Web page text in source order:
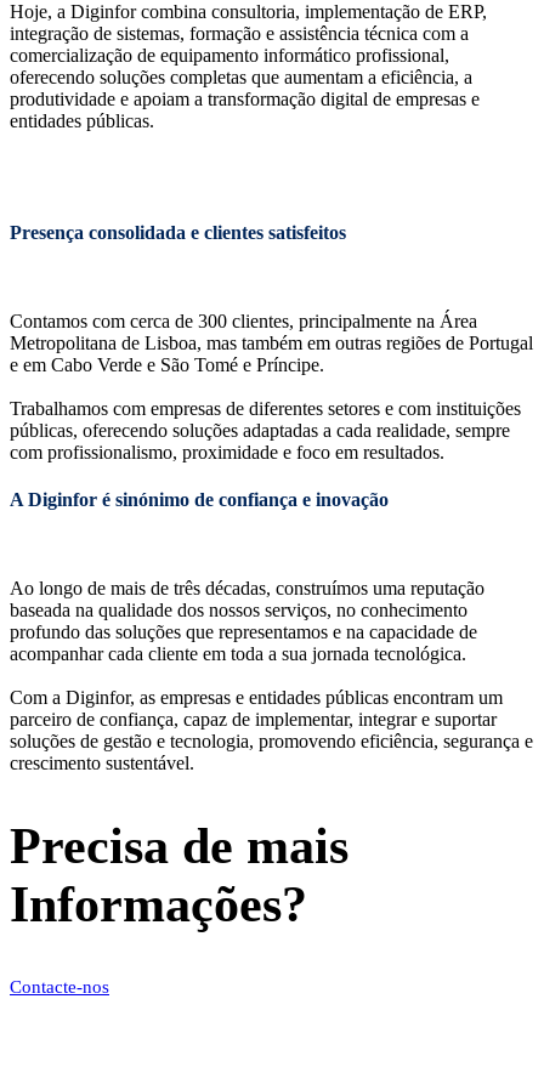
Hoje, a Diginfor combina consultoria, implementação de ERP,
integração de sistemas, formação e assistência técnica com a
comercialização de equipamento informático profissional,
oferecendo soluções completas que aumentam a eficiência, a
produtividade e apoiam a transformação digital de empresas e
entidades públicas.
Presença consolidada e clientes satisfeitos
Contamos com cerca de 300 clientes, principalmente na Área
Metropolitana de Lisboa, mas também em outras regiões de Portugal
e em Cabo Verde e São Tomé e Príncipe.
Trabalhamos com empresas de diferentes setores e com instituições
públicas, oferecendo soluções adaptadas a cada realidade, sempre
com profissionalismo, proximidade e foco em resultados.
A Diginfor é sinónimo de confiança e inovação
Ao longo de mais de três décadas, construímos uma reputação
baseada na qualidade dos nossos serviços, no conhecimento
profundo das soluções que representamos e na capacidade de
acompanhar cada cliente em toda a sua jornada tecnológica.
Com a Diginfor, as empresas e entidades públicas encontram um
parceiro de confiança, capaz de implementar, integrar e suportar
soluções de gestão e tecnologia, promovendo eficiência, segurança e
crescimento sustentável.
Precisa de mais
Informações?
Contacte-nos